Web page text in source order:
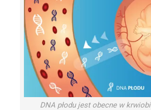
DNA płodu jest obecne w